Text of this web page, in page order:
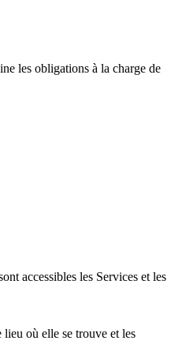
les obligations à la charge de
accessibles les Services et les
où elle se trouve et les